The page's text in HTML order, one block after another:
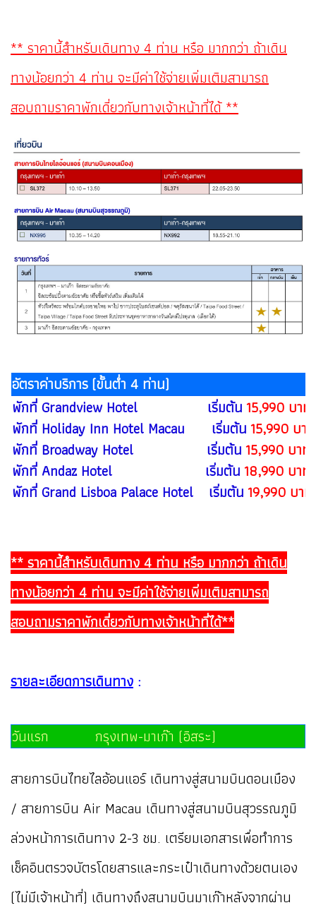
** ราคานี้สำหรับเดินทาง 4 ท่าน หรือ มากกว่า ถ้าเดิน
ทางน้อยกว่า 4 ท่าน จะมีค่าใช้จ่ายเพิ่มเติมสามารถ
สอบถามราคาพักเดี่ยวกับทางเจ้าหน้าที่ได้ **
อัตราค่าบริการ (ขั้นต่ำ 4 ท่าน)
พักที่ Grandview Hotel เริ่มต้น15,990 บา
พักที่ Holiday Inn Hotel Macau เริ่มต้น15,990 บา
พักที่ Broadway Hotel เริ่มต้น15,990 บา
พักที่ Andaz Hotel เริ่มต้น18,990 บาท
พักที่ Grand Lisboa Palace Hotel เริ่มต้น19,990 บา
** ราคานี้สำหรับเดินทาง 4 ท่าน หรือ มากกว่า ถ้าเดิน
ทางน้อยกว่า 4 ท่าน จะมีค่าใช้จ่ายเพิ่มเติมสามารถ
สอบถามราคาพักเดี่ยวกับทางเจ้าหน้าที่ได้**
รายละเอียดการเดินทาง :
วันแรก กรุงเทพ-มาเก๊า (อิสระ)
สายการบินไทยไลอ้อนแอร์ เดินทางสู่สนามบินดอนเมือง
/ สายการบิน Air Macau เดินทางสู่สนามบินสุวรรณภูมิ
ล่วงหน้าการเดินทาง 2-3 ชม. เตรียมเอกสารเพื่อทำการ
เช็คอินตรวจบัตรโดยสารและกระเป๋าเดินทางด้วยตนเอง
(ไม่มีเจ้าหน้าที่) เดินทางถึงสนามบินมาเก๊าหลังจากผ่าน